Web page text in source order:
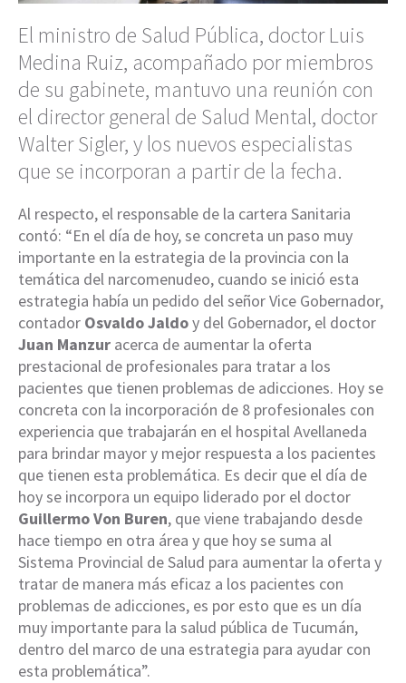
El ministro de Salud Pública, doctor Luis
Medina Ruiz, acompañado por miembros
de su gabinete, mantuvo una reunión con
el director general de Salud Mental, doctor
Walter Sigler, y los nuevos especialistas
que se incorporan a partir de la fecha.
Al respecto, el responsable de la cartera Sanitaria
contó: “En el día de hoy, se concreta un paso muy
importante en la estrategia de la provincia con la
temática del narcomenudeo, cuando se inició esta
estrategia había un pedido del señor Vice Gobernador,
contador Osvaldo Jaldoy del Gobernador, el doctor
Juan Manzur acerca de aumentar la oferta
prestacional de profesionales para tratar a los
pacientes que tienen problemas de adicciones. Hoy se
concreta con la incorporación de 8 profesionales con
experiencia que trabajarán en el hospital Avellaneda
para brindar mayor y mejor respuesta a los pacientes
que tienen esta problemática. Es decir que el día de
hoy se incorpora un equipo liderado por el doctor
Guillermo Von Buren, que viene trabajando desde
hace tiempo en otra área y que hoy se suma al
Sistema Provincial de Salud para aumentar la oferta y
tratar de manera más eficaz a los pacientes con
problemas de adicciones, es por esto que es un día
muy importante para la salud pública de Tucumán,
dentro del marco de una estrategia para ayudar con
esta problemática”.